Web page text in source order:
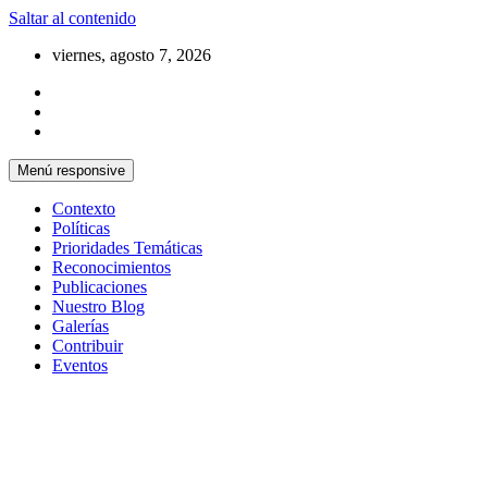
Saltar al contenido
viernes, agosto 7, 2026
Menú responsive
Contexto
Políticas
Prioridades Temáticas
Reconocimientos
Publicaciones
Nuestro Blog
Galerías
Contribuir
Eventos